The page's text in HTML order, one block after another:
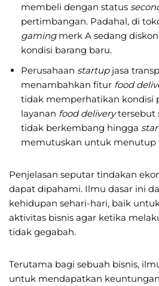
membeli dengan status
pertimbangan. Padahal, di
gaming merk A sedang
kondisi barang baru.
Perusahaan startup jasa
menambahkan fitur food
tidak memperhatikan kondisi
layanan food deliverytersebut
tidak berkembang hingga
memutuskan untuk menutup
Penjelasan seputar tindakan
dapat dipahami. Ilmu dasar ini
kehidupan sehari-hari, baik
aktivitas bisnis agar ketika
tidak gegabah.
Terutama bagi sebuah bisnis,
untuk mendapatkan